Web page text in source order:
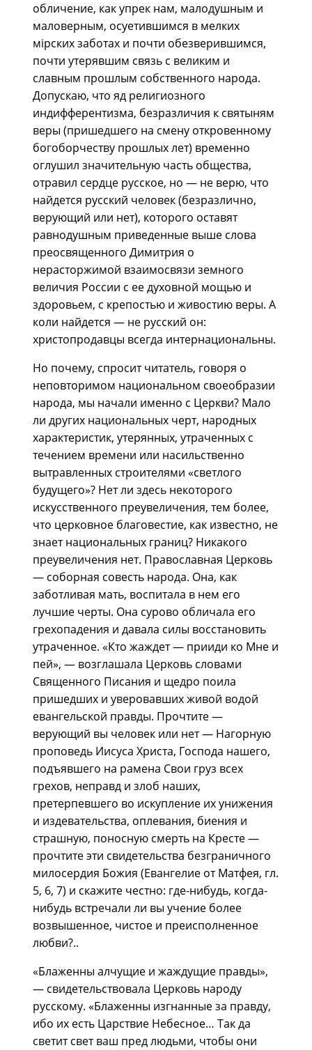
обличение, как упрек нам, малодушным и
маловерным, осуетившимся в мелких
мiрских заботах и почти обезверившимся,
почти утерявшим связь с великим и
славным прошлым собственного народа.
Допускаю, что яд религиозного
индифферентизма, безразличия к святыням
веры (пришедшего на смену откровенному
богоборчеству прошлых лет) временно
оглушил значительную часть общества,
отравил сердце русское, но — не верю, что
найдется русский человек (безразлично,
верующий или нет), которого оставят
равнодушным приведенные выше слова
преосвященного Димитрия о
нерасторжимой взаимосвязи земного
величия России с ее духовной мощью и
здоровьем, с крепостью и живостию веры. А
коли найдется — не русский он:
христопродавцы всегда интернациональны.
Но почему, спросит читатель, говоря о
неповторимом национальном своеобразии
народа, мы начали именно с Церкви? Мало
ли других национальных черт, народных
характеристик, утерянных, утраченных с
течением времени или насильственно
вытравленных строителями «светлого
будущего»? Нет ли здесь некоторого
искусственного преувеличения, тем более,
что церковное благовестие, как известно, не
знает национальных границ? Никакого
преувеличения нет. Православная Церковь
— соборная совесть народа. Она, как
заботливая мать, воспитала в нем его
лучшие черты. Она сурово обличала его
грехопадения и давала силы восстановить
утраченное. «Кто жаждет — прииди ко Мне и
пей», — возглашала Церковь словами
Священного Писания и щедро поила
пришедших и уверовавших живой водой
евангельской правды. Прочтите —
верующий вы человек или нет — Нагорную
проповедь Иисуса Христа, Господа нашего,
подъявшего на рамена Свои груз всех
грехов, неправд и злоб наших,
претерпевшего во искупление их унижения
и издевательства, оплевания, биения и
стpашную, поносную смеpть на Кpесте —
пpочтите эти свидетельства безграничного
милосердия Божия (Евангелие от Матфея, гл.
5, 6, 7) и скажите честно: где-нибудь, когда-
нибудь встречали ли вы учение более
возвышенное, чистое и преисполненное
любви?..
«Блаженны алчущие и жаждущие правды»,
— свидетельствовала Церковь народу
русскому. «Блаженны изгнанные за правду,
ибо их есть Царствие Небесное… Так да
светит свет ваш пред людьми, чтобы они